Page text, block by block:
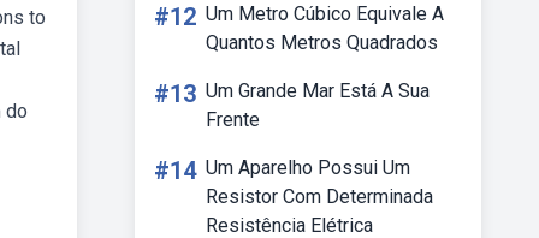
to
do
#12 Um Metro Cúbico Equivale A
Quantos Metros Quadrados
#13 Um Grande Mar Está A Sua
Frente
#14 Um Aparelho Possui Um
Resistor Com Determinada
Resistência Elétrica